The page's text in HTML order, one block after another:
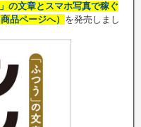
」の文章とスマホ写真で稼ぐ
品ページへ） を発売しまし